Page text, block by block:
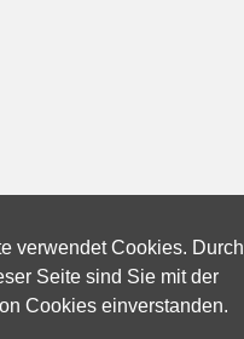
verwendet Cookies. Durch
Seite sind Sie mit der
Cookies einverstanden.